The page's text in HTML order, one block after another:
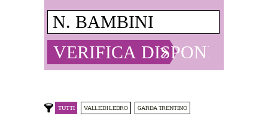
TUTTI VALLE DI LEDRO GARDA TRENTINO